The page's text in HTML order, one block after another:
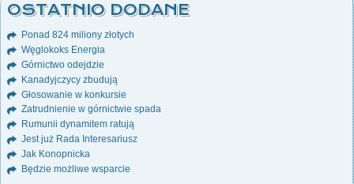
OSTATNIO DODANE
Ponad 824 miliony złotych
Węglokoks Energia
Górnictwo odejdzie
Kanadyjczycy zbudują
Głosowanie w konkursie
Zatrudnienie w górnictwie spada
Rumunii dynamitem ratują
Jest już Rada Interesariusz
Jak Konopnicka
Będzie możliwe wsparcie